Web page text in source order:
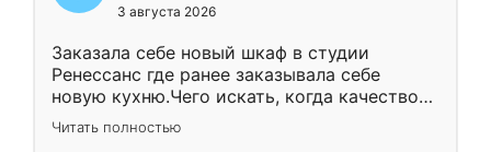
3 августа 2026
Заказала себе новый шкаф в студии
Ренессанс где ранее заказывала себе
новую кухню.Чего искать, когда качеством
вполне довольна. Служит кухня уже почти
два года, нареканий нет.
Читать полностью